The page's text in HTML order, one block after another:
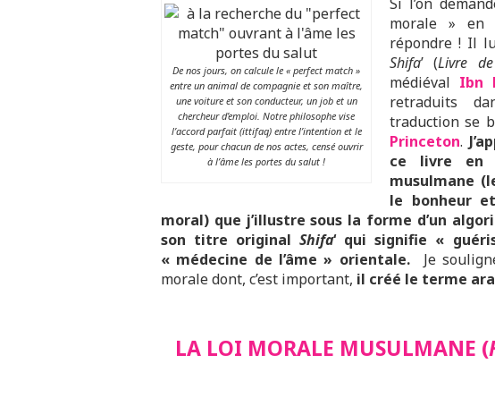
De nos jours, on calcule le « perfect match »
entre un animal de compagnie et son maître,
une voiture et son conducteur, un job et un
chercheur d’emploi. Notre philosophe vise
l’accord parfait (ittifaq) entre l’intention et le
geste, pour chacun de nos actes, censé ouvrir
à l’âme les portes du salut !
morale »
répondre ! Il
Shifa’ (Livre
médiéval Ibn
retraduits
traduction se
Princeton.
ce livre en
musulmane
le bonheur
moral) que j’illustre sous la forme d’un
son titre originalShifa‘ qui signifie «
« médecine de l’âme » orientale.
Je
morale dont, c’est important, il créé le terme
LA LOI MORALE MUSULMANE (